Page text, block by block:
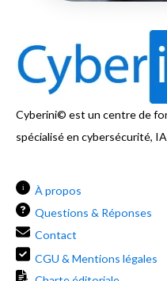
Cyberini© est un centre de
spécialisé en cybersécurité,
i
À propos
Questions & Réponses
Contact
CGU & Mentions légales